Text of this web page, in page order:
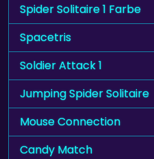
Spider Solitaire 1 Farbe
Spacetris
Soldier Attack 1
Jumping Spider Solitaire
Mouse Connection
Candy Match